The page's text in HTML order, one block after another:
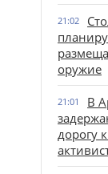
21:02
оружие
21:01
В
дорогу